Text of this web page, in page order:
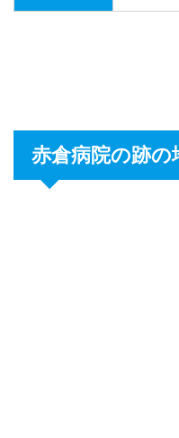
赤倉病院の跡の